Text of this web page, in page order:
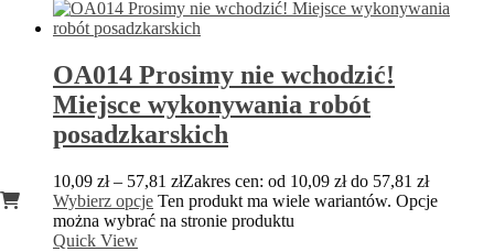
OA014 Prosimy nie wchodzić!
Miejsce wykonywania robót
posadzkarskich
10,09 zł – 57,81 złZakres cen: od 10,09 zł do 57,81 zł
Wybierz opcje Ten produkt ma wiele wariantów. Opcje
można wybrać na stronie produktu
Quick View